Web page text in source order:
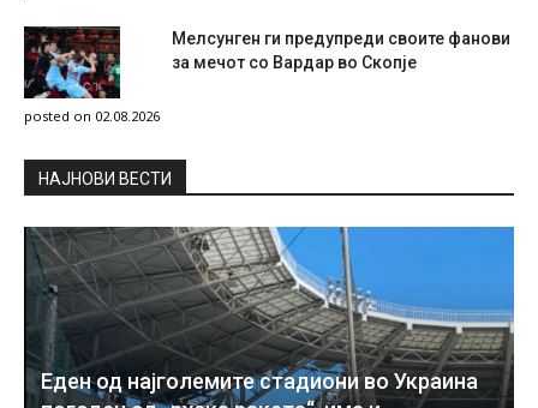
Мелсунген ги предупреди своите фанови
за мечот со Вардар во Скопје
posted on 02.08.2026
НAЈНОВИ ВЕСТИ
Еден од најголемите стадиони во Украина